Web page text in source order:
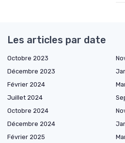
Les articles par date
Octobre 2023
Décembre 2023
Février 2024
Juillet 2024
Octobre 2024
Décembre 2024
Février 2025